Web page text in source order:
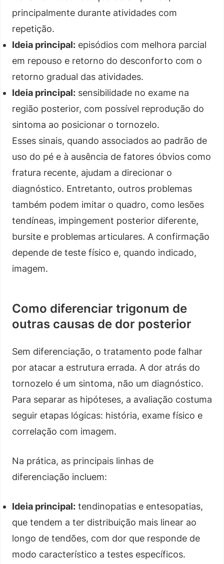
principalmente durante atividades com
repetição.
Ideia principal: episódios com melhora parcial
em repouso e retorno do desconforto com o
retorno gradual das atividades.
Ideia principal: sensibilidade no exame na
região posterior, com possível reprodução do
sintoma ao posicionar o tornozelo.
Esses sinais, quando associados ao padrão de
uso do pé e à ausência de fatores óbvios como
fratura recente, ajudam a direcionar o
diagnóstico. Entretanto, outros problemas
também podem imitar o quadro, como lesões
tendíneas, impingement posterior diferente,
bursite e problemas articulares. A confirmação
depende de teste físico e, quando indicado,
imagem.
Como diferenciar trigonum de
outras causas de dor posterior
Sem diferenciação, o tratamento pode falhar
por atacar a estrutura errada. A dor atrás do
tornozelo é um sintoma, não um diagnóstico.
Para separar as hipóteses, a avaliação costuma
seguir etapas lógicas: história, exame físico e
correlação com imagem.
Na prática, as principais linhas de
diferenciação incluem:
Ideia principal: tendinopatias e entesopatias,
que tendem a ter distribuição mais linear ao
longo de tendões, com dor que responde de
modo característico a testes específicos.